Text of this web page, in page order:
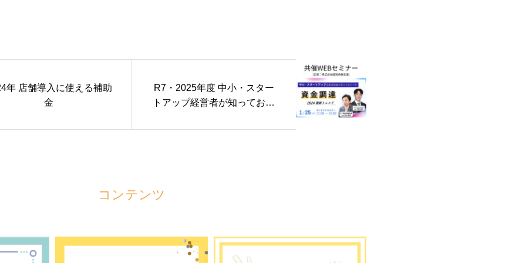
年 店舗導入に使える補助
金
R7・2025年度 中小・スター
トアップ経営者が知っておく
コンテンツ